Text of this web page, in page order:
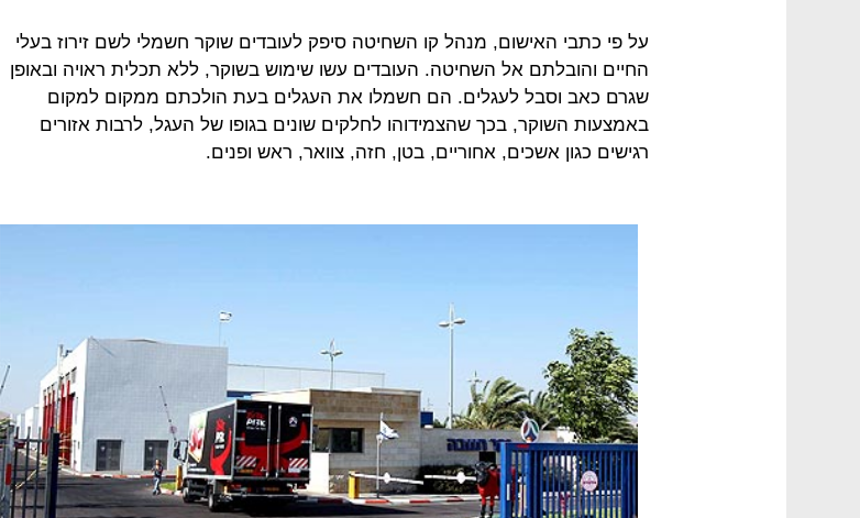
על פי כתבי האישום, מנהל קו השחיטה סיפק לעובדים שוקר חשמלי לשם זירוז בעלי
החיים והובלתם אל השחיטה. העובדים עשו שימוש בשוקר, ללא תכלית ראויה ובאופן
שגרם כאב וסבל לעגלים. הם חשמלו את העגלים בעת הולכתם ממקום למקום
באמצעות השוקר, בכך שהצמידוהו לחלקים שונים בגופו של העגל, לרבות אזורים
רגישים כגון אשכים, אחוריים, בטן, חזה, צוואר, ראש ופנים.